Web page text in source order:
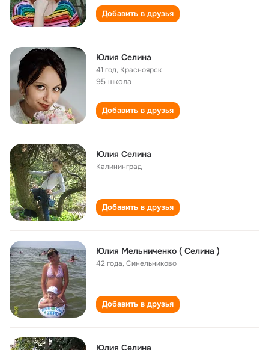
Добавить в друзья
Юлия Селина
41 год, Красноярск
95 школа
Добавить в друзья
Юлия Селина
Калининград
Добавить в друзья
Юлия Мельниченко ( Селина )
42 года,Синельниково
Добавить в друзья
Юлия Селина